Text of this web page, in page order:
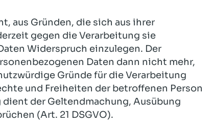
aus Gründen, die sich aus ihrer
gegen die Verarbeitung sie
Widerspruch einzulegen. Der
Daten dann nicht mehr,
Gründe für die Verarbeitung
und Freiheiten der betroffenen Person
der Geltendmachung, Ausübung
(Art. 21 DSGVO).